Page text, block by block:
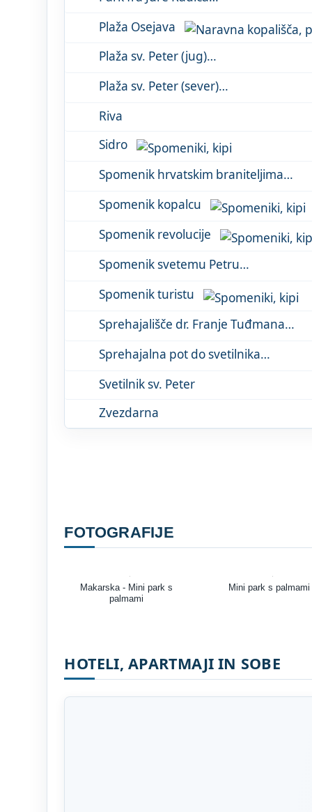
Plaža Osejava
Plaža sv. Peter (jug)
Plaža sv. Peter (sever)
Riva
Sidro
Spomenik hrvatskim braniteljima
Spomenik kopalcu
Spomenik revolucije
Spomenik svetemu Petru
Spomenik turistu
Sprehajališče dr. Franje Tuđmana
Sprehajalna pot do svetilnika
Svetilnik sv. Peter
Zvezdarna
FOTOGRAFIJE
Makarska - Mini park s
palmami
Mini park s palmami
HOTELI, APARTMAJI IN SOBE